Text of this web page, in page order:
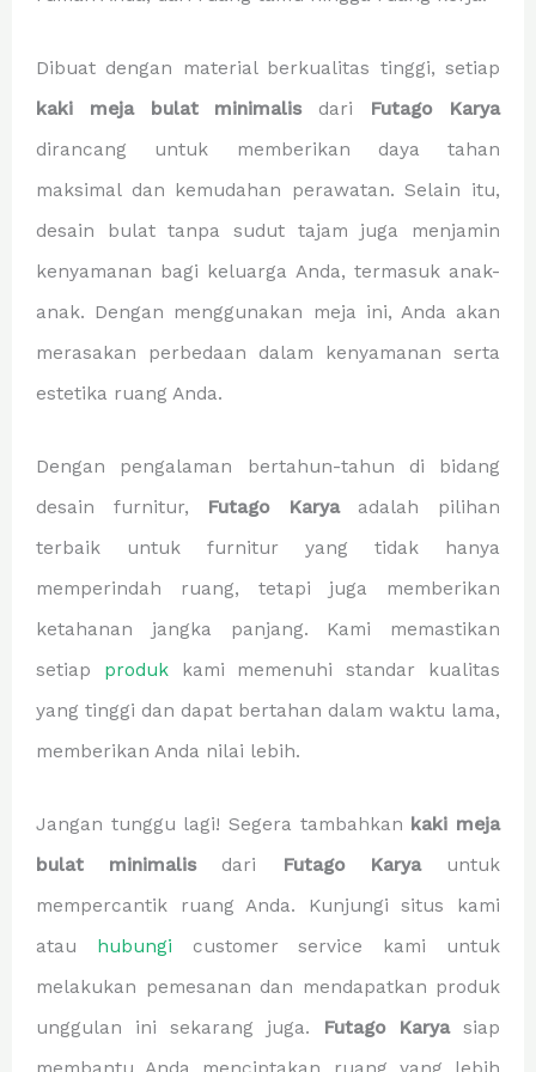
Dibuat dengan material berkualitas tinggi, setiap
kaki meja bulat minimalisdari
Futago Karya
dirancang untuk memberikan daya tahan
maksimal dan kemudahan perawatan. Selain itu,
desain bulat tanpa sudut tajam juga menjamin
kenyamanan bagi keluarga Anda, termasuk anak-
anak. Dengan menggunakan meja ini, Anda akan
merasakan perbedaan dalam kenyamanan serta
estetika ruang Anda.
Dengan pengalaman bertahun-tahun di bidang
desain furnitur, Futago Karyaadalah pilihan
terbaik untuk furnitur yang tidak hanya
memperindah ruang, tetapi juga memberikan
ketahanan jangka panjang. Kami memastikan
setiap produkkami memenuhi standar kualitas
yang tinggi dan dapat bertahan dalam waktu lama,
memberikan Anda nilai lebih.
Jangan tunggu lagi! Segera tambahkan kaki meja
bulat minimalisdari Futago Karyauntuk
mempercantik ruang Anda. Kunjungi situs kami
atau
hubungi customer service kami untuk
melakukan pemesanan dan mendapatkan produk
unggulan ini sekarang juga.
Futago Karyasiap